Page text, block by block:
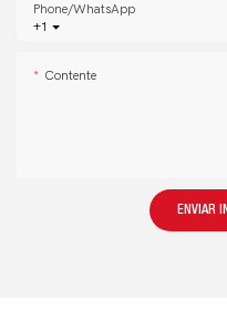
+1
Phone/whatsApp
Contente
ENVIAR